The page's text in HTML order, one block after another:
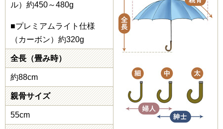
ル）約450～480g
■プレミアムライト仕様
（カーボン）約320g
全長（畳み時）
約88cm
親骨サイズ
55cm